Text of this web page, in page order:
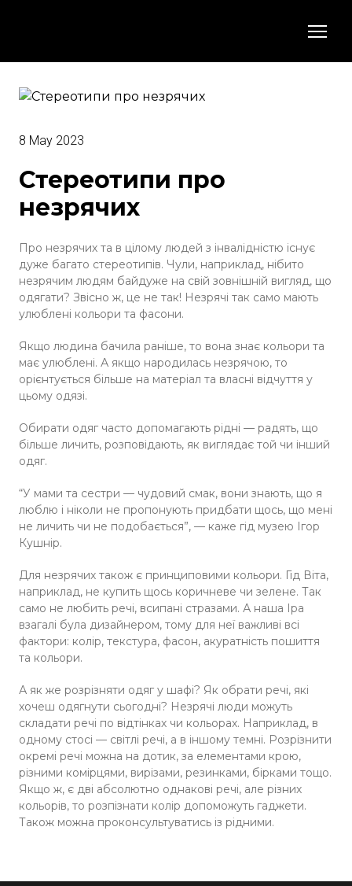
8 May 2023
Стереотипи про
незрячих
Про незрячих та в цілому людей з інвалідністю існує
дуже багато стереотипів. Чули, наприклад, нібито
незрячим людям байдуже на свій зовнішній вигляд, що
одягати? Звісно ж, це не так! Незрячі так само мають
улюблені кольори та фасони.
Якщо людина бачила раніше, то вона знає кольори та
має улюблені. А якщо народилась незрячою, то
орієнтується більше на матеріал та власні відчуття у
цьому одязі.
Обирати одяг часто допомагають рідні — радять, що
більше личить, розповідають, як виглядає той чи інший
одяг.
“У мами та сестри — чудовий смак, вони знають, що я
люблю і ніколи не пропонують придбати щось, що мені
не личить чи не подобається”, — каже гід музею Ігор
Кушнір.
Для незрячих також є принциповими кольори. Гід Віта,
наприклад, не купить щось коричневе чи зелене. Так
само не любить речі, всипані стразами. А наша Іра
взагалі була дизайнером, тому ​​для неї важливі всі
фактори: колір, текстура, фасон, акуратність пошиття
та кольори.
А як же розрізняти одяг у шафі? Як обрати речі, які
хочеш одягнути сьогодні? Незрячі люди можуть
складати речі по відтінках чи кольорах. Наприклад, в
одному стосі — світлі речі, а в іншому темні. Розрізнити
окремі речі можна на дотик, за елементами крою,
різними комірцями, вирізами, резинками, бірками тощо.
Якщо ж, є дві абсолютно однакові речі, але різних
кольорів, то розпізнати колір допоможуть гаджети.
Також можна проконсультуватись із рідними.